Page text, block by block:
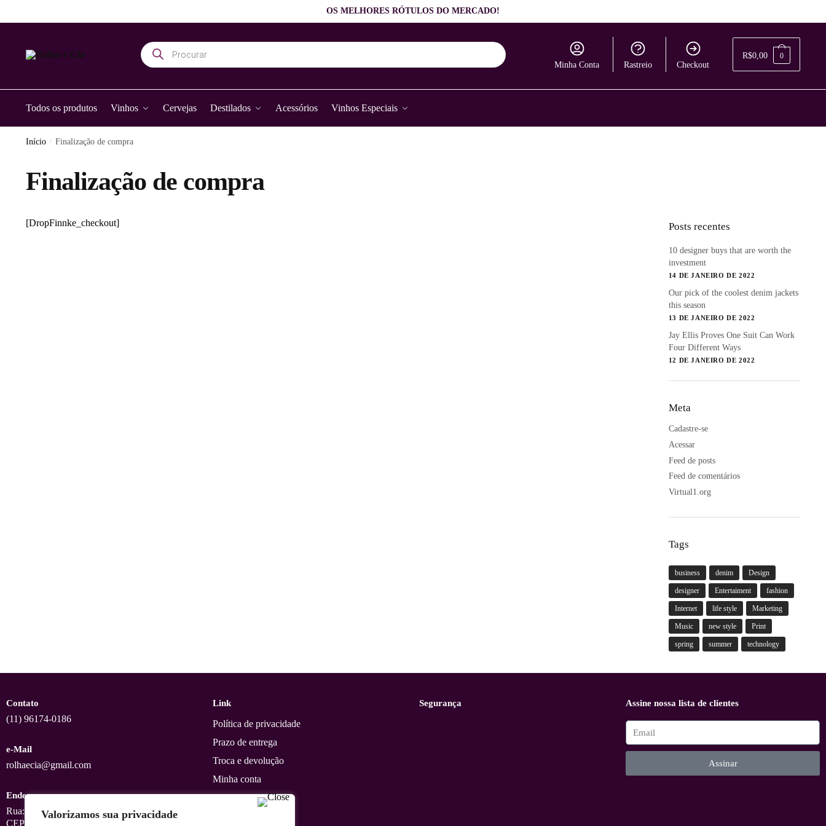
Valorizamos sua privacidade
OS MELHORES RÓTULOS DO MERCADO!
Minha Conta Rastreio Checkout
R$0,00 0
Todos os produtos Vinhos Cervejas Destilados Acessórios Vinhos Especiais
Início / Finalização de compra
Finalização de compra
[DropFinnke_checkout] Posts recentes
10 designer buys that are worth the
investment
14 DE JANEIRO DE 2022
Our pick of the coolest denim jackets
this season
13 DE JANEIRO DE 2022
Jay Ellis Proves One Suit Can Work
Four Different Ways
12 DE JANEIRO DE 2022
Meta
Cadastre-se
Acessar
Feed de posts
Feed de comentários
Virtual1.org
Tags
business denim Design
designer Entertaiment fashion
Internet life style Marketing
Music new style Print
spring summer technology
Contato
(11) 96174-0186
e-Mail
rolhaecia@gmail.com
Endereço
Rua: Alvares Penteado 185, sala 608
CEP 01012001
Link
Política de privacidade
Prazo de entrega
Troca e devolução
Minha conta
Segurança Assine nossa lista de clientes
Assinar